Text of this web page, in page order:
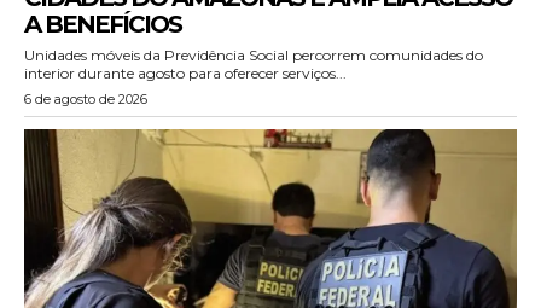
A BENEFÍCIOS
Unidades móveis da Previdência Social percorrem comunidades do
interior durante agosto para oferecer serviços...
6 de agosto de 2026